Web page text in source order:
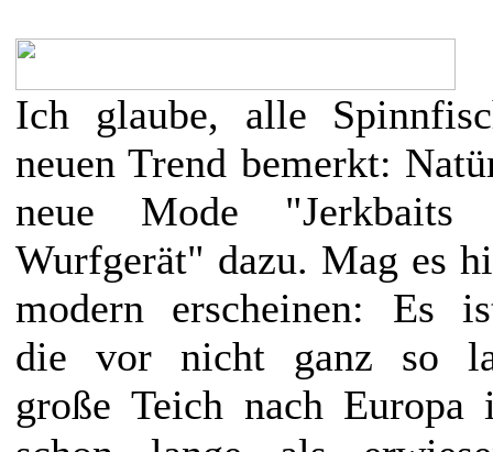
Ich glaube, alle
neuen Trend bemerkt:
neue Mode "Jerkbaits
Wurfgerät" dazu. Mag es
modern erscheinen: Es
die vor nicht ganz so
große Teich nach